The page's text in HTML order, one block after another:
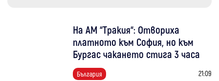
На АМ “Тракия“: Отвориха
платното към София, но към
Бургас чакането стига 3 часа
България 21:09